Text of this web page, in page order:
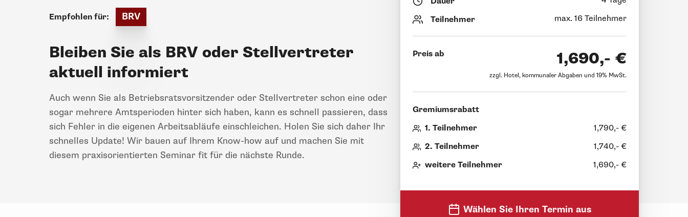
Teilnehmer
max. 16 Teilnehmer
Preis ab 1,690,- €
zzgl. Hotel, kommunaler Abgaben und 19% MwSt.
Gremiumsrabatt
1. Teilnehmer
1,790,- €
2. Teilnehmer
1,740,- €
weitere Teilnehmer
1,690,- €
Wählen Sie Ihren Termin aus
Empfohlen für: BRV
Bleiben Sie als BRV oder Stellvertreter
aktuell informiert
Auch wenn Sie als Betriebsratsvorsitzender oder Stellvertreter schon eine oder
sogar mehrere Amtsperioden hinter sich haben, kann es schnell passieren, dass
sich Fehler in die eigenen Arbeitsabläufe einschleichen. Holen Sie sich daher Ihr
schnelles Update! Wir bauen auf Ihrem Know-how auf und machen Sie mit
diesem praxisorientierten Seminar fit für die nächste Runde.